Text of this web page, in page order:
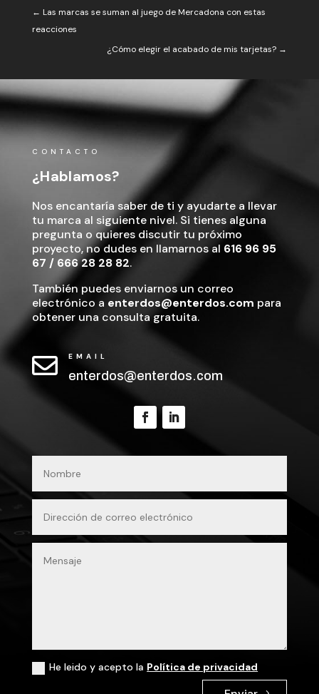
← Las marcas se suman al juego de Mercadona con estas
reacciones
¿Cómo elegir el acabado de mis tarjetas? →
CONTACTO
¿Hablamos?
Nos encantaría saber de ti y ayudarte a llevar
tu marca al siguiente nivel. Si tienes alguna
pregunta o quieres discutir tu próximo
proyecto, no dudes en llamarnos al 616 96 95
67 / 666 28 28 82.
También puedes enviarnos un correo
electrónico a enterdos@enterdos.com para
obtener una consulta gratuita.
 EMAIL
enterdos@enterdos.com
He leido y acepto la Política de privacidad